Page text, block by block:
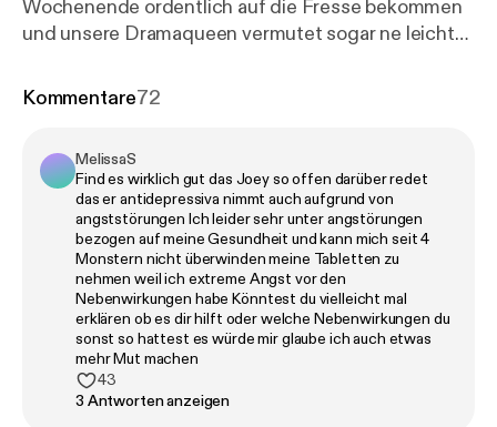
Wochenende ordentlich auf die Fresse bekommen
und unsere Dramaqueen vermutet sogar ne leichte
ist er natürlich trotzdem. Julia aber auch. Die erzählt
Übergröße versucht, sie zu fressen. Während Julia
geträumt hat, ist Joey doch tatsächlich beim Rock
am Ring über die Menschenmenge gesurft (ohne
Spaß, ist er wirklich), aber leider ist währenddessen
etwas ganz Doofes passiert. Wir finden heute live
heraus, wo genau sich Joeys Genitalien befinden,
wenn er seine Beine überschränkt. Gleichzeitig wird
Julia erklärt, wie genau denn eigentlich ein Penis
auf Wärme und Kälte reagiert und außerdem
versuchen wir noch die wichtigsten Frage der
Kommentare72
MelissaS
Find es wirklich gut das Joey so offen darüber redet
das er antidepressiva nimmt auch aufgrund von
angststörungen Ich leider sehr unter angstörungen
bezogen auf meine Gesundheit und kann mich seit 4
Monstern nicht überwinden meine Tabletten zu
nehmen weil ich extreme Angst vor den
Nebenwirkungen habe Könntest du vielleicht mal
erklären ob es dir hilft oder welche Nebenwirkungen du
sonst so hattest es würde mir glaube ich auch etwas
mehr Mut machen
43
3 Antworten anzeigen